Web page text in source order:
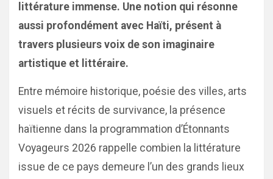
littérature immense. Une notion qui résonne
aussi profondément avec Haïti, présent à
travers plusieurs voix de son imaginaire
artistique et littéraire.
Entre mémoire historique, poésie des villes, arts
visuels et récits de survivance, la présence
haïtienne dans la programmation d’Étonnants
Voyageurs 2026 rappelle combien la littérature
issue de ce pays demeure l’un des grands lieux